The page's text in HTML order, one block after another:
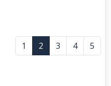
1 2 3 4 5